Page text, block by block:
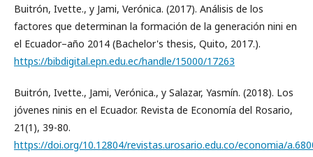
Buitrón, Ivette., y Jami, Verónica. (2017). Análisis de los
factores que determinan la formación de la generación nini en
el Ecuador–año 2014 (Bachelor's thesis, Quito, 2017.).
https://bibdigital.epn.edu.ec/handle/15000/17263
Buitrón, Ivette., Jami, Verónica., y Salazar, Yasmín. (2018). Los
jóvenes ninis en el Ecuador. Revista de Economía del Rosario,
21(1), 39-80.
https://doi.org/10.12804/revistas.urosario.edu.co/economia/